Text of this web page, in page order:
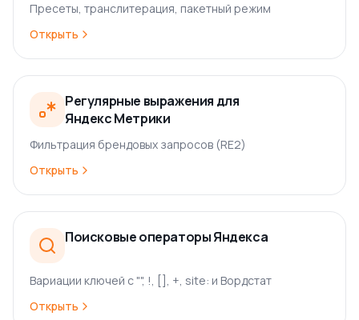
Пресеты, транслитерация, пакетный режим
Открыть
Регулярные выражения для
Яндекс Метрики
Фильтрация брендовых запросов (RE2)
Открыть
Поисковые операторы Яндекса
Вариации ключей с "", !, [], +, site: и Вордстат
Открыть